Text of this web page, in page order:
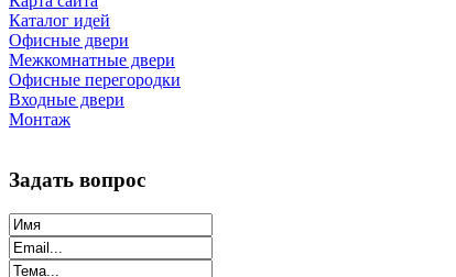
Каталог идей
Офисные двери
Межкомнатные двери
Офисные перегородки
Входные двери
Монтаж
Задать вопрос